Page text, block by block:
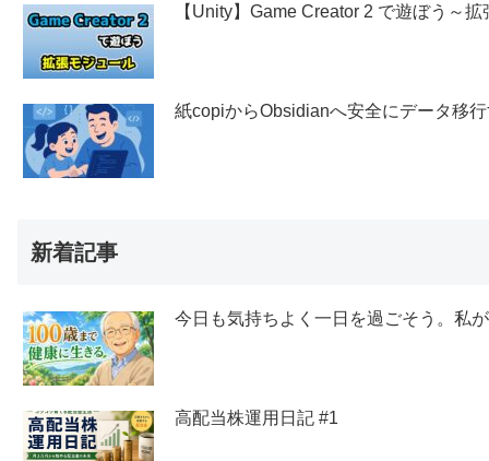
【Unity】Game Creator 2 で遊ぼう～
紙copiからObsidianへ安全にデータ移
新着記事
今日も気持ちよく一日を過ごそう。私
高配当株運用日記 #1